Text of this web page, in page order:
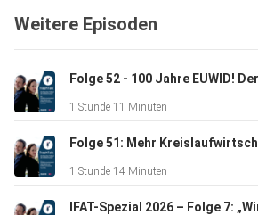
organisatorischen
TrashTalk
gefallen, abonnieren Sie uns am
Portal der Wahl
und vor allem empfehlen Sie uns bitte
Weitere Episoden
1 Stunde 11 Minuten
1 Stunde 14 Minuten